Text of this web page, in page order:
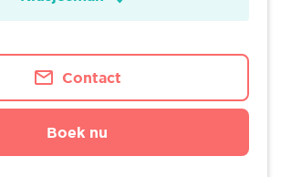
Contact
Boek nu